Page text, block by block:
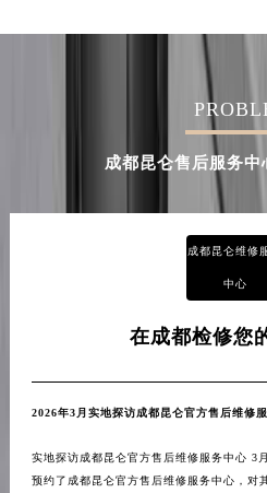
成都昆仑售后服务中
成都昆仑维修
中心
在成都检修您
2026年3月实地探访成都昆仑官方售后维修
实地探访成都昆仑官方售后维修服务中心 3
预约了成都昆仑官方售后维修服务中心，对